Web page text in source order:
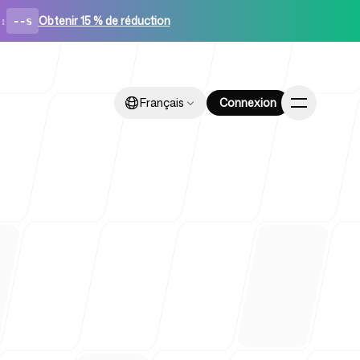
: --s Obtenir 15 % de réduction
Français Connexion
Français Connexion